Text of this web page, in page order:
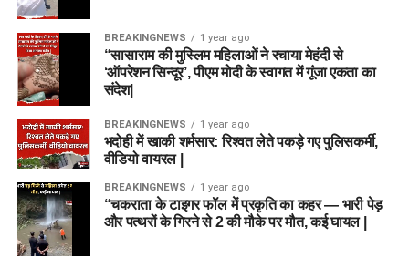
BREAKINGNEWS 1 year ago
“सासाराम की मुस्लिम महिलाओं ने रचाया मेहंदी से
‘ऑपरेशन सिन्दूर’, पीएम मोदी के स्वागत में गूंजा एकता का
संदेश|
BREAKINGNEWS 1 year ago
भदोही में खाकी शर्मसार: रिश्वत लेते पकड़े गए पुलिसकर्मी,
वीडियो वायरल |
BREAKINGNEWS 1 year ago
“चकराता के टाइगर फॉल में प्रकृति का कहर — भारी पेड़
और पत्थरों के गिरने से 2 की मौके पर मौत, कई घायल |